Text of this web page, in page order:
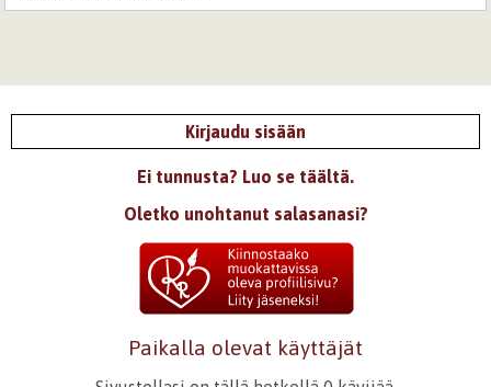
Kirjaudu sisään
Ei tunnusta? Luo se täältä.
Oletko unohtanut salasanasi?
Paikalla olevat käyttäjät